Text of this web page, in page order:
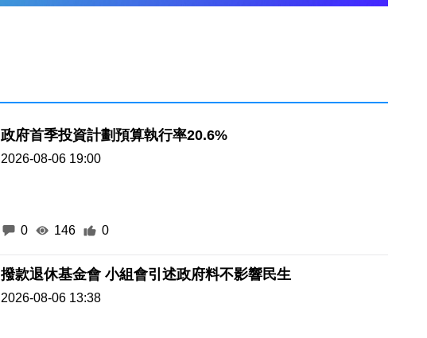
政府首季投資計劃預算執行率20.6%
2026-08-06 19:00
0 146 0
撥款退休基金會 小組會引述政府料不影響民生
2026-08-06 13:38